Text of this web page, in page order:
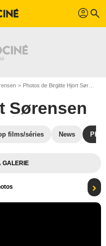
profil search
Photos de Birgitte Hjort Sørensen
Sørensen
films/séries News
GALERIE